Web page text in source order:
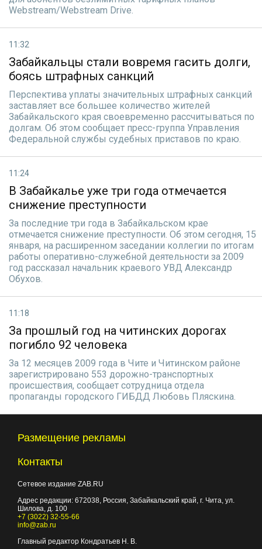
Webstream/Webstream Drive.
11:32
Забайкальцы стали вовремя гасить долги,
боясь штрафных санкций
Перспектива уплаты значительных штрафных санкций
заставляет все большее количество жителей
Забайкальского края своевременно рассчитываться по
долгам. Об этом сообщает пресс-группа Управления
Федеральной службы судебных приставов по краю.
11:24
В Забайкалье уже три года отмечается
снижение преступности
За последние три года в Забайкальском крае
отмечается снижение преступности. Об этом сегодня, 15
января, на расширенном заседании коллегии по итогам
работы оперативно-служебной деятельности за 2009
год рассказал начальник краевого УВД Александр
Обухов.
11:18
За прошлый год на читинских дорогах
погибло 92 человека
За 12 месяцев 2009 года в Чите и Читинском районе
зарегистрировано 553 дорожно-транспортных
происшествия, сообщает сотрудница отдела
пропаганды городского ГИБДД Любовь Пляскина.
Размещение рекламы
Контакты
Сетевое издание ZAB.RU
Адрес редакции: 672038, Россия, Забайкальский край, г. Чита, ул.
Шилова, д. 100
+7 (3022) 32-55-66
info@zab.ru
Главный редактор Кондратьев Н. В.